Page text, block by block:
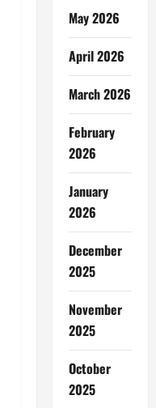
May 2026
April 2026
March 2026
February
2026
January
2026
December
2025
November
2025
October
2025